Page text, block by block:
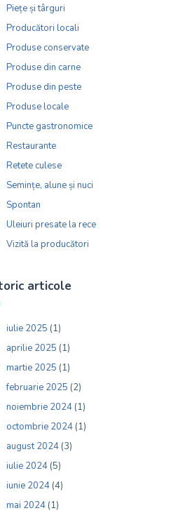
Piețe și târguri
Producători locali
Produse conservate
Produse din carne
Produse din peste
Produse locale
Puncte gastronomice
Restaurante
Retete culese
Semințe, alune și nuci
Spontan
Uleiuri presate la rece
Vizită la producători
articole
iulie 2025 (1)
aprilie 2025 (1)
martie 2025 (1)
februarie 2025 (2)
noiembrie 2024 (1)
octombrie 2024 (1)
august 2024 (3)
iulie 2024 (5)
iunie 2024 (4)
mai 2024 (1)